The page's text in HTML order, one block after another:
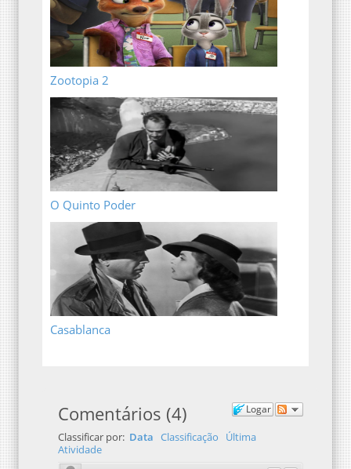
Zootopia 2
O Quinto Poder
Casablanca
Classificar por:Data Classificação
Última
Mila Medeiros